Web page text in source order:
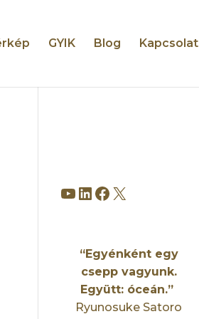
GYIK Blog Kapcsolat
YouTube
LinkedIn
Facebook
X
“Egyénként egy
csepp vagyunk.
Együtt: óceán.”
Ryunosuke Satoro